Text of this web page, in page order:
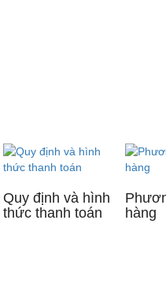
Quy định và hình
thức thanh toán
hàng